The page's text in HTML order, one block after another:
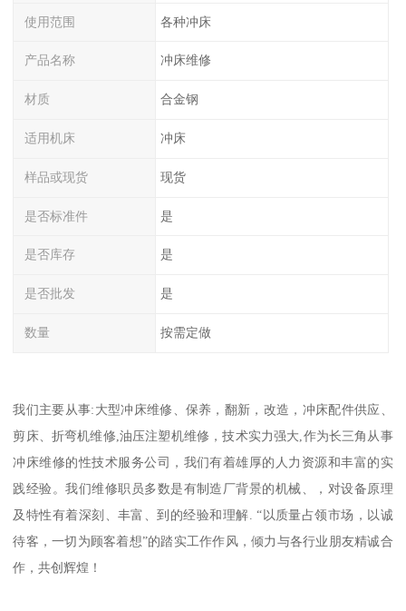
使用范围 各种冲床
产品名称 冲床维修
材质 合金钢
适用机床 冲床
样品或现货 现货
是否标准件 是
是否库存 是
是否批发 是
数量 按需定做
我们主要从事:大型冲床维修、保养，翻新，改造，冲床配件供应、
剪床、折弯机维修,油压注塑机维修，技术实力强大,作为长三角从事
冲床维修的性技术服务公司，我们有着雄厚的人力资源和丰富的实
践经验。我们维修职员多数是有制造厂背景的机械、，对设备原理
及特性有着深刻、丰富、到的经验和理解. “以质量占领市场，以诚
待客，一切为顾客着想”的踏实工作作风，倾力与各行业朋友精诚合
作，共创辉煌！